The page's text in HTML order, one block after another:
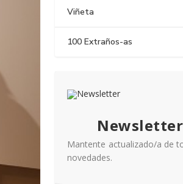
Viñeta
100 Extraños-as
Newsletter
Mantente actualizado/a de
novedades.